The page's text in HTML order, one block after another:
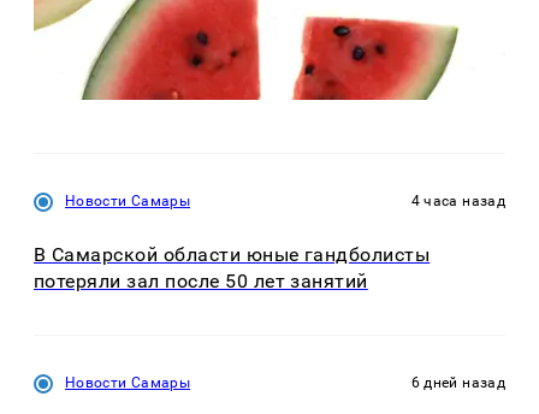
Новости Самары 4 часа назад
В Самарской области юные гандболисты
потеряли зал после 50 лет занятий
Новости Самары 6 дней назад